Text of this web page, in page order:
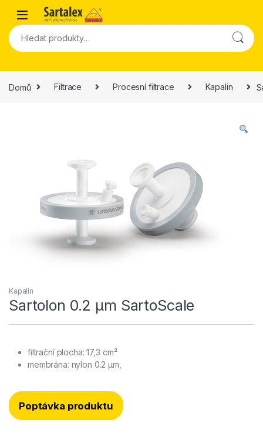
Skip to navigation
Skip to content
Hledat:
Domů Filtrace Procesní filtrace Kapalin
Kapalin
Sartolon 0.2 µm SartoScale
filtrační plocha: 17,3 cm²
membrána: nylon 0.2 μm,
Poptávka produktu